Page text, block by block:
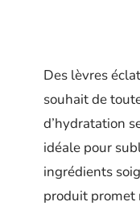
Des lèvres
souhait de
d’hydratation
idéale pour
ingrédients
produit promet